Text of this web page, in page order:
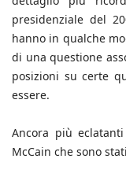
presidenziale del
hanno in qualche
di una questione
posizioni su certe
essere.
Ancora più
McCain che sono